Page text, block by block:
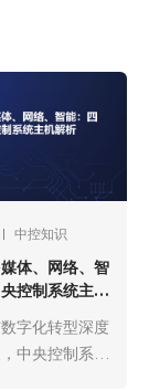
中控知识
体、网络、智
控制系统主机
字化转型深度
中央控制系统